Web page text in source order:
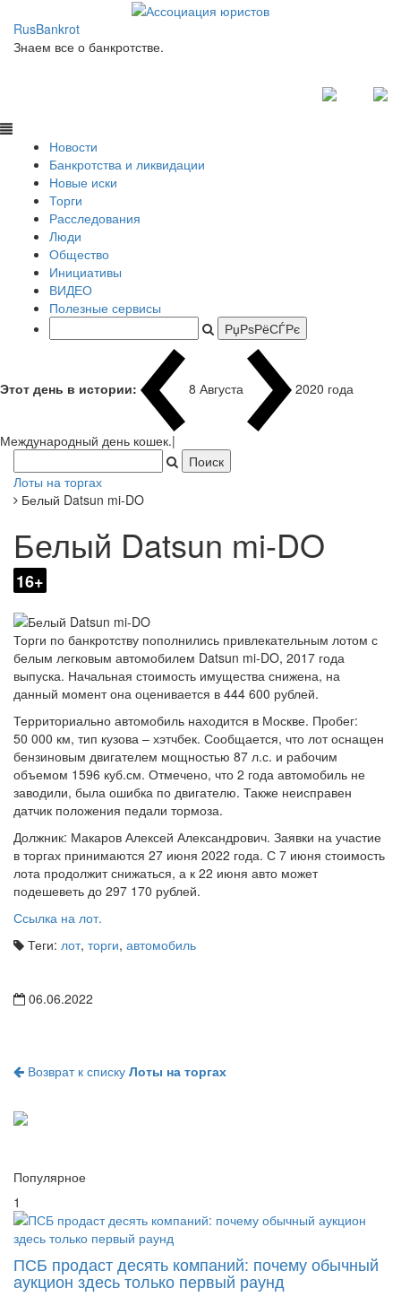
RusBankrot
Знаем все о банкротстве.
Новости
Банкротства и ликвидации
Новые иски
Торги
Расследования
Люди
Общество
Инициативы
ВИДЕО
Полезные сервисы
Этот день в истории: 8 Августа 2020 года
Международный день кошек.|
Лоты на торгах
Белый Datsun mi-DO
Белый Datsun mi-DO
16+
Торги по банкротству пополнились привлекательным лотом с
белым легковым автомобилем Datsun mi-DO, 2017 года
выпуска. Начальная стоимость имущества снижена, на
данный момент она оценивается в 444 600 рублей.
Территориально автомобиль находится в Москве. Пробег:
50 000 км, тип кузова – хэтчбек. Сообщается, что лот оснащен
бензиновым двигателем мощностью 87 л.с. и рабочим
объемом 1596 куб.см. Отмечено, что 2 года автомобиль не
заводили, была ошибка по двигателю. Также неисправен
датчик положения педали тормоза.
Должник: Макаров Алексей Александрович. Заявки на участие
в торгах принимаются 27 июня 2022 года. С 7 июня стоимость
лота продолжит снижаться, а к 22 июня авто может
подешеветь до 297 170 рублей.
Ссылка на лот.
Теги: лот, торги, автомобиль
06.06.2022
Возврат к списку Лоты на торгах
Популярное
1
ПСБ продаст десять компаний: почему обычный
аукцион здесь только первый раунд